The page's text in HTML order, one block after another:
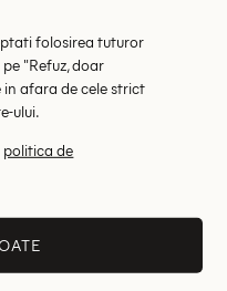
de
folosirea tuturor
"Refuz, doar
in afara de cele strict
ului.
politica de